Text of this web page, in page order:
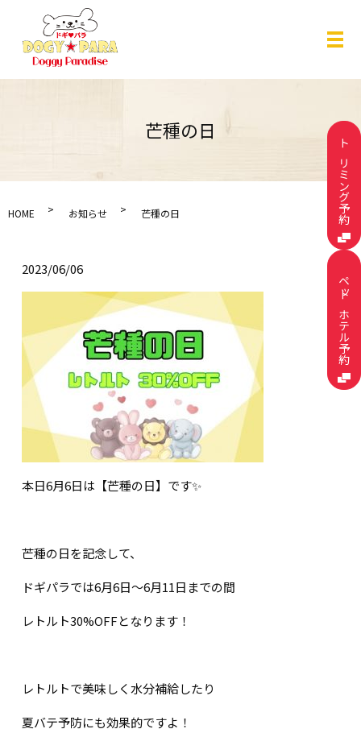
メ
トリミング予約
ペットホテル予約
芒種の日
HOME お知らせ 芒種の日
2023/06/06
本日6月6日は【芒種の日】です✨
芒種の日を記念して、
ドギパラでは6月6日〜6月11日までの間
レトルト30%OFFとなります！
レトルトで美味しく水分補給したり
夏バテ予防にも効果的ですよ！